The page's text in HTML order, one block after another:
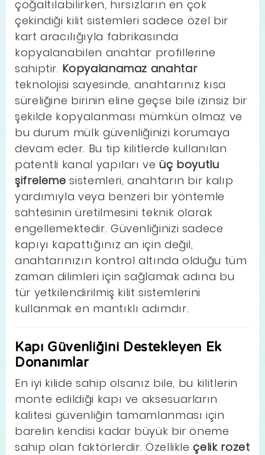
çoğaltılabilirken, hırsızların en çok
çekindiği kilit sistemleri sadece özel bir
kart aracılığıyla fabrikasında
kopyalanabilen anahtar profillerine
sahiptir. Kopyalanamaz anahtar
teknolojisi sayesinde, anahtarınız kısa
süreliğine birinin eline geçse bile izinsiz bir
şekilde kopyalanması mümkün olmaz ve
bu durum mülk güvenliğinizi korumaya
devam eder. Bu tip kilitlerde kullanılan
patentli kanal yapıları veüç boyutlu
şifreleme sistemleri, anahtarın bir kalıp
yardımıyla veya benzeri bir yöntemle
sahtesinin üretilmesini teknik olarak
engellemektedir. Güvenliğinizi sadece
kapıyı kapattığınız an için değil,
anahtarınızın kontrol altında olduğu tüm
zaman dilimleri için sağlamak adına bu
tür yetkilendirilmiş kilit sistemlerini
kullanmak en mantıklı adımdır.
Kapı Güvenliğini Destekleyen Ek
Donanımlar
En iyi kilide sahip olsanız bile, bu kilitlerin
monte edildiği kapı ve aksesuarların
kalitesi güvenliğin tamamlanması için
barelin kendisi kadar büyük bir öneme
sahip olan faktörlerdir. Özellikleçelik rozet